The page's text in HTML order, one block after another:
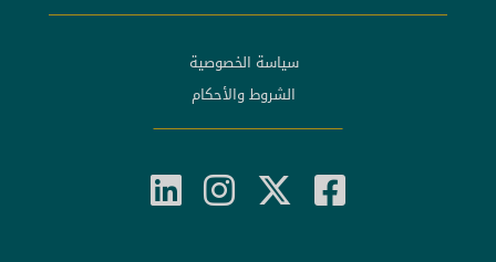
سياسة الخصوصية
الشروط والأحكام